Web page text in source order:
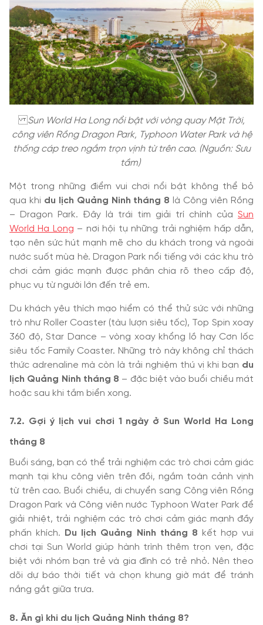
Sun World Ha Longnổi bật với vòng quay Mặt Trời,
công viên Rồng Dragon Park, Typhoon Water Park và hệ
thống cáp treo ngắm trọn vịnh từ trên cao. (Nguồn: Sưu
tầm)
Một trong những điểm vui chơi nổi bật không thể bỏ
qua khi du lịch Quảng Ninh tháng 8 là Công viên Rồng
– Dragon Park. Đây là trái tim giải trí chính của Sun
World Ha Long – nơi hội tụ những trải nghiệm hấp dẫn,
tạo nên sức hút mạnh mẽ cho du khách trong và ngoài
nước suốt mùa hè. Dragon Park nổi tiếng với các khu trò
chơi cảm giác mạnh được phân chia rõ theo cấp độ,
phục vụ từ người lớn đến trẻ em.
Du khách yêu thích mạo hiểm có thể thử sức với những
trò như Roller Coaster (tàu lượn siêu tốc), Top Spin xoay
360 độ, Star Dance – vòng xoay khổng lồ hay Cơn lốc
siêu tốc Family Coaster. Những trò này không chỉ thách
thức adrenaline mà còn là trải nghiệm thú vị khi bạn du
lịch Quảng Ninh tháng 8 – đặc biệt vào buổi chiều mát
hoặc sau khi tắm biển xong.
7.2. Gợi ý lịch vui chơi 1 ngày ở Sun World Ha Long
tháng 8
Buổi sáng, bạn có thể trải nghiệm các trò chơi cảm giác
mạnh tại khu công viên trên đồi, ngắm toàn cảnh vịnh
từ trên cao. Buổi chiều, di chuyển sang Công viên Rồng
Dragon Park và Công viên nước Typhoon Water Park để
giải nhiệt, trải nghiệm các trò chơi cảm giác mạnh đầy
phấn khích.
Du lịch Quảng Ninh tháng 8 kết hợp vui
chơi tại Sun World giúp hành trình thêm trọn vẹn, đặc
biệt với nhóm bạn trẻ và gia đình có trẻ nhỏ. Nên theo
dõi dự báo thời tiết và chọn khung giờ mát để tránh
nắng gắt giữa trưa.
8. Ăn gì khi du lịch Quảng Ninh tháng 8?